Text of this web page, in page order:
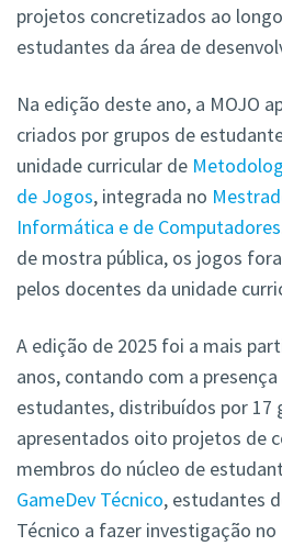
projetos concretizados ao
estudantes da área de
Na edição deste ano, a MOJO
criados por grupos de
unidade curricular de
de Jogos, integrada no
Informática e de Computadores
de mostra pública, os jogos
pelos docentes da unidade
A edição de 2025 foi a mais
anos, contando com a
estudantes, distribuídos por 17
apresentados oito projetos de
membros do núcleo de
GameDev Técnico, estudantes
Técnico a fazer investigação no